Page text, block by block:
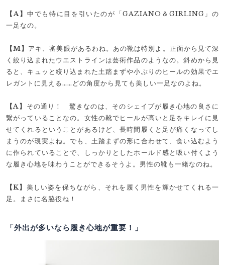
【A】 中でも特に目を引いたのが「GAZIANO＆GIRLING」の
一足なの。
【M】 アキ、審美眼があるわね。あの靴は特別よ。正面から見て深
く絞り込まれたウエストラインは芸術作品のようなの。斜めから見
ると、キュッと絞り込まれた土踏まずや小ぶりのヒールの効果でエ
レガントに見える……どの角度から見ても美しい一足なのよね。
【A】 その通り！ 驚きなのは、そのシェイプが履き心地の良さに
繋がっていることなの。女性の靴でヒールが高いと足をキレイに見
せてくれるということがあるけど、長時間履くと足が痛くなってし
まうのが現実よね。でも、土踏まずの形に合わせて、食い込むよう
に作られていることで、しっかりとしたホールド感と吸い付くよう
な履き心地を味わうことができるそうよ。男性の靴も一緒なのね。
【K】 美しい姿を保ちながら、それを履く男性を輝かせてくれる一
足。まさに名脇役ね！
「外出が多いなら履き心地が重要！」